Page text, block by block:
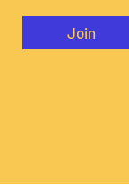
Join